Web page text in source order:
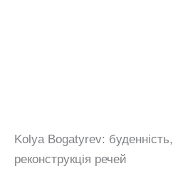
Kolya Bogatyrev: буденність,
реконструкція речей